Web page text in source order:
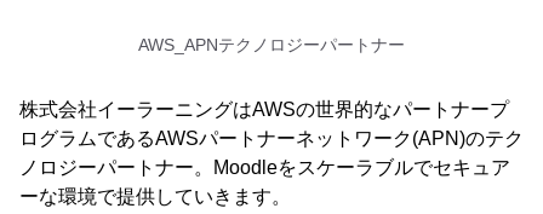
AWS_APNテクノロジーパートナー
株式会社イーラーニングはAWSの世界的なパートナープ
ログラムであるAWSパートナーネットワーク(APN)のテク
ノロジーパートナー。Moodleをスケーラブルでセキュア
ーな環境で提供していきます。